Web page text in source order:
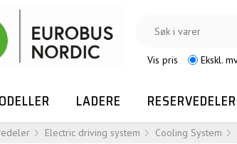
Vis pris Ekskl.
LADERE RESERVEDELER
Electric driving system Cooling System